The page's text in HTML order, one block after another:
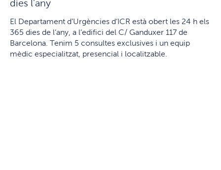
dies l’any
El Departament d’Urgències d’ICR està obert les 24 h els
365 dies de l’any, a l’edifici del C/ Ganduxer 117 de
Barcelona. Tenim 5 consultes exclusives i un equip
mèdic especialitzat, presencial i localitzable.